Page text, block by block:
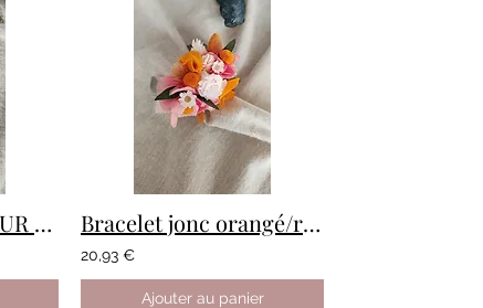
Barette fleurie CŒUR personnalisée Bracelet jonc orangé/rose
20,93 €
Ajouter au panier